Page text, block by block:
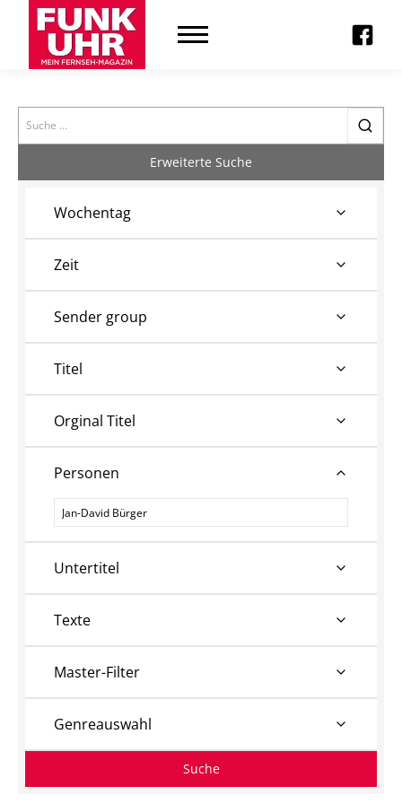
Search
Erweiterte Suche
Wochentag
Zeit
Sender group
Titel
Orginal Titel
Personen
Personen
Untertitel
Texte
Master-Filter
Genreauswahl
Suche